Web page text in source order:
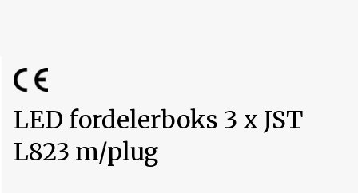
LED fordelerboks 3 x JST
L823 m/plug